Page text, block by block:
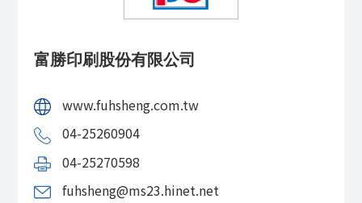
富勝印刷股份有限公司
www.fuhsheng.com.tw
04-25260904
04-25270598
fuhsheng@ms23.hinet.net